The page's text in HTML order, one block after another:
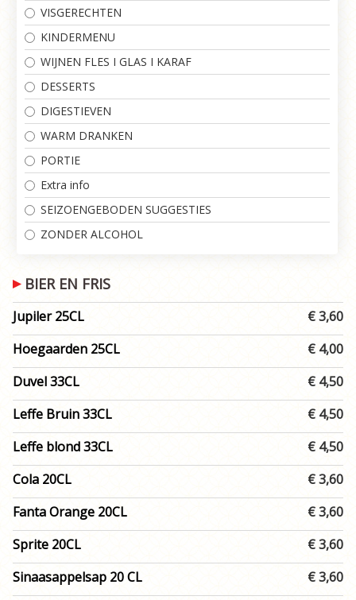
VISGERECHTEN
KINDERMENU
WIJNEN FLES I GLAS I KARAF
DESSERTS
DIGESTIEVEN
WARM DRANKEN
PORTIE
Extra info
SEIZOENGEBODEN SUGGESTIES
ZONDER ALCOHOL
BIER EN FRIS
Jupiler 25CL
€ 3,60
Hoegaarden 25CL
€ 4,00
Duvel 33CL
€ 4,50
Leffe Bruin 33CL
€ 4,50
Leffe blond 33CL
€ 4,50
Cola 20CL
€ 3,60
Fanta Orange 20CL
€ 3,60
Sprite 20CL
€ 3,60
Sinaasappelsap 20 CL
€ 3,60